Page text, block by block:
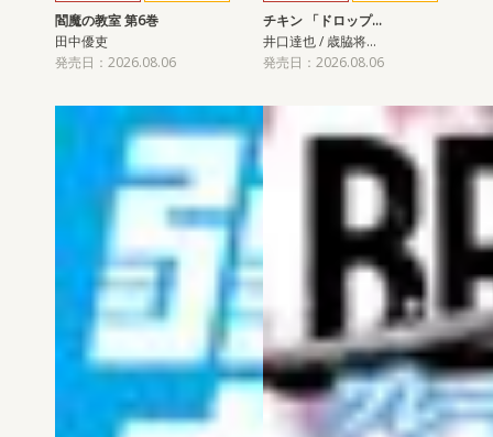
閻魔の教室 第6巻
田中優吏
発売日：2026.08.06
チキン 「ドロップ…
井口達也 / 歳脇将…
発売日：2026.08.06